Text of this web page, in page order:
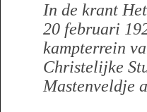
In de krant
20 februari
kampterrein
Christelijke
Mastenveldje